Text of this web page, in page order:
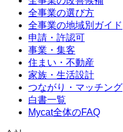
全事業の選び方
全事業の地域別ガイド
申請・許認可
事業・集客
住まい・不動産
家族・生活設計
つながり・マッチング
白書一覧
Mycat全体のFAQ